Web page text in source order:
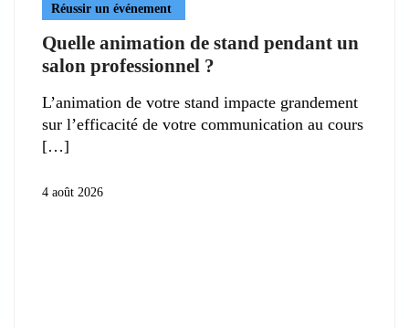
Réussir un événement
Quelle animation de stand pendant un
salon professionnel ?
L’animation de votre stand impacte grandement
sur l’efficacité de votre communication au cours
4 août 2026